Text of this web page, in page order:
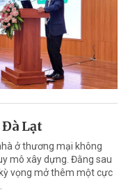
Lạt
ở thương mại không
mô xây dựng. Đằng sau
vọng mở thêm một cực